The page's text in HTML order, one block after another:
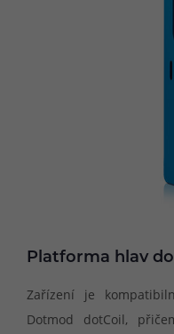
Platforma hlav
Zařízení je
Dotmod dotCoil,